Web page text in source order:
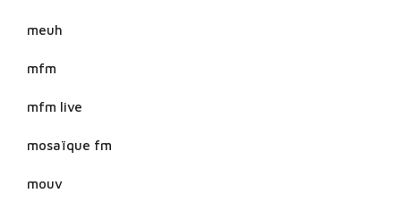
meuh
mfm
mfm live
mosaïque fm
mouv